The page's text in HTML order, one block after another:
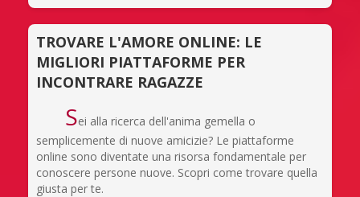
TROVARE L'AMORE ONLINE: LE
MIGLIORI PIATTAFORME PER
INCONTRARE RAGAZZE
Sei alla ricerca dell'anima gemella o
semplicemente di nuove amicizie? Le piattaforme
online sono diventate una risorsa fondamentale per
conoscere persone nuove. Scopri come trovare quella
giusta per te.